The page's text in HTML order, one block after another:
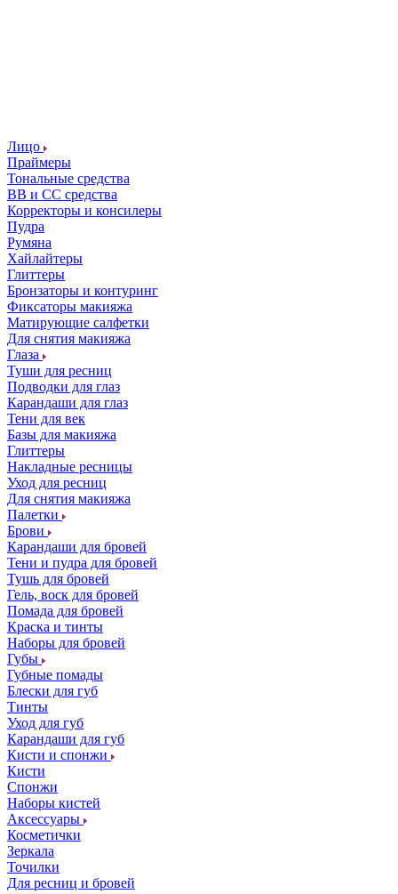
Лицо
Праймеры
Тональные средства
ВВ и СС средства
Корректоры и консилеры
Пудра
Румяна
Хайлайтеры
Глиттеры
Бронзаторы и контуринг
Фиксаторы макияжа
Матирующие салфетки
Для снятия макияжа
Глаза
Туши для ресниц
Подводки для глаз
Карандаши для глаз
Тени для век
Базы для макияжа
Глиттеры
Накладные ресницы
Уход для ресниц
Для снятия макияжа
Палетки
Брови
Карандаши для бровей
Тени и пудра для бровей
Тушь для бровей
Гель, воск для бровей
Помада для бровей
Краска и тинты
Наборы для бровей
Губы
Губные помады
Блески для губ
Тинты
Уход для губ
Карандаши для губ
Кисти и спонжи
Кисти
Спонжи
Наборы кистей
Аксессуары
Косметички
Зеркала
Точилки
Для ресниц и бровей